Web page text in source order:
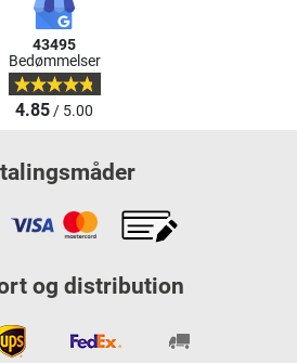
43495
Bedømmelser
4.85/ 5.00
og distribution